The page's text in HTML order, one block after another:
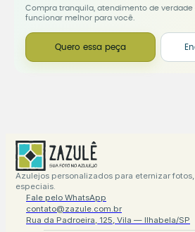
Compra tranquila, atendimento de
funcionar melhor para você.
Quero essa peça
Azulejos personalizados para eternizar
especiais.
Fale pelo WhatsApp
contato@zazule.com.br
Rua da Padroeira, 125, Vila — Ilhabela/SP